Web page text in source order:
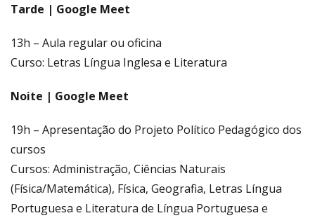
Tarde | Google Meet
13h – Aula regular ou oficina
Curso: Letras Língua Inglesa e Literatura
Noite | Google Meet
19h – Apresentação do Projeto Político Pedagógico dos
cursos
Cursos: Administração, Ciências Naturais
(Física/Matemática), Física, Geografia, Letras Língua
Portuguesa e Literatura de Língua Portuguesa e